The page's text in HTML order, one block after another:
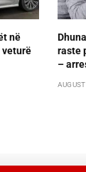
në
veturë
raste
–